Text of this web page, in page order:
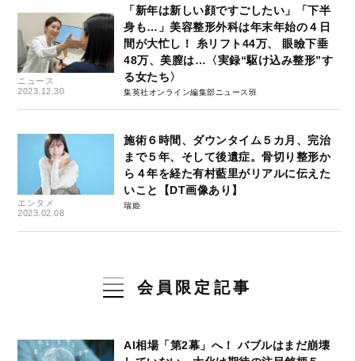
ニュース
2023.12.30
「新年は新しい顔ですごしたい」「下半
身も…」美容整形外科は年末年始の４日
間が大忙し！ 糸リフト44万、 眼瞼下垂
48万、美膣は…〈実録“駆け込み整形”す
る女たち〉
集英社オンライン編集部ニュース班
エンタメ
2023.02.08
施術６時間、ダウンタイム５カ月、完治
まで５年、そして後遺症。骨切り整形か
ら４年を経た有村藍里がリアルに伝えた
いこと【DT画像あり】
瑞姫
会員限定記事
AI相場「第2幕」へ！ バブルはまだ崩壊